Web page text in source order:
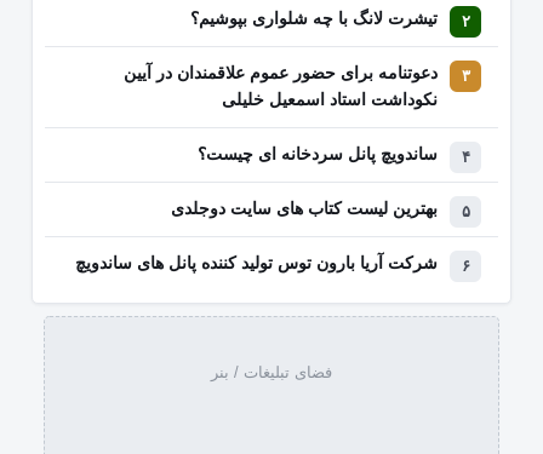
تیشرت لانگ با چه شلواری بپوشیم؟
دعوتنامه برای حضور عموم علاقمندان در آیین
نکوداشت استاد اسمعیل خلیلی
ساندویچ پانل سردخانه ای چیست؟
بهترین لیست کتاب‌ های سایت دوجلدی
شرکت آریا بارون توس تولید کننده پانل های ساندویچ
فضای تبلیغات / بنر